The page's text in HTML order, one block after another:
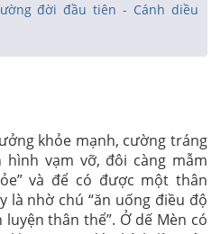
đời đầu tiên - Cánh diều
khỏe mạnh, cường tráng
hình vạm vỡ, đôi càng mẫm
và để có được một thân
là nhờ chú “ăn uống điều độ
thân thể”. Ở dế Mèn có